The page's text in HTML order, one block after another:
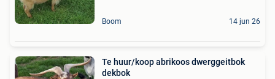
Boom 14 jun 26
Te huur/koop abrikoos dwerggeitbok
dekbok